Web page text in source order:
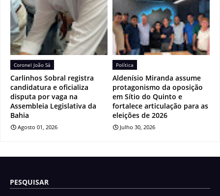
Coronel João Sá
Carlinhos Sobral registra
candidatura e oficializa
disputa por vaga na
Assembleia Legislativa da
Bahia
Agosto 01, 2026
Política
Aldenísio Miranda assume
protagonismo da oposição
em Sítio do Quinto e
fortalece articulação para as
eleições de 2026
Julho 30, 2026
PESQUISAR